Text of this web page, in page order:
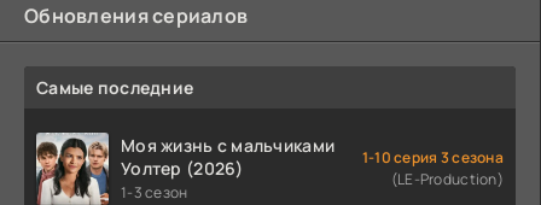
Обновления сериалов
Самые последние
Моя жизнь с мальчиками
Уолтер (2026)
1-3 сезон
1-10 серия 3 сезона
(LE-Production)